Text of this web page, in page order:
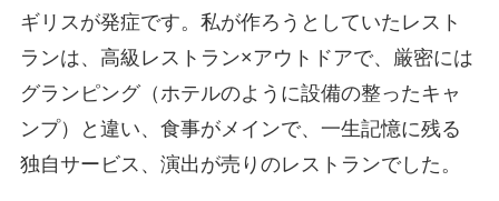
ギリスが発症です。私が作ろうとしていたレスト
ランは、高級レストラン×アウトドアで、厳密には
グランピング（ホテルのように設備の整ったキャ
ンプ）と違い、食事がメインで、一生記憶に残る
独自サービス、演出が売りのレストランでした。